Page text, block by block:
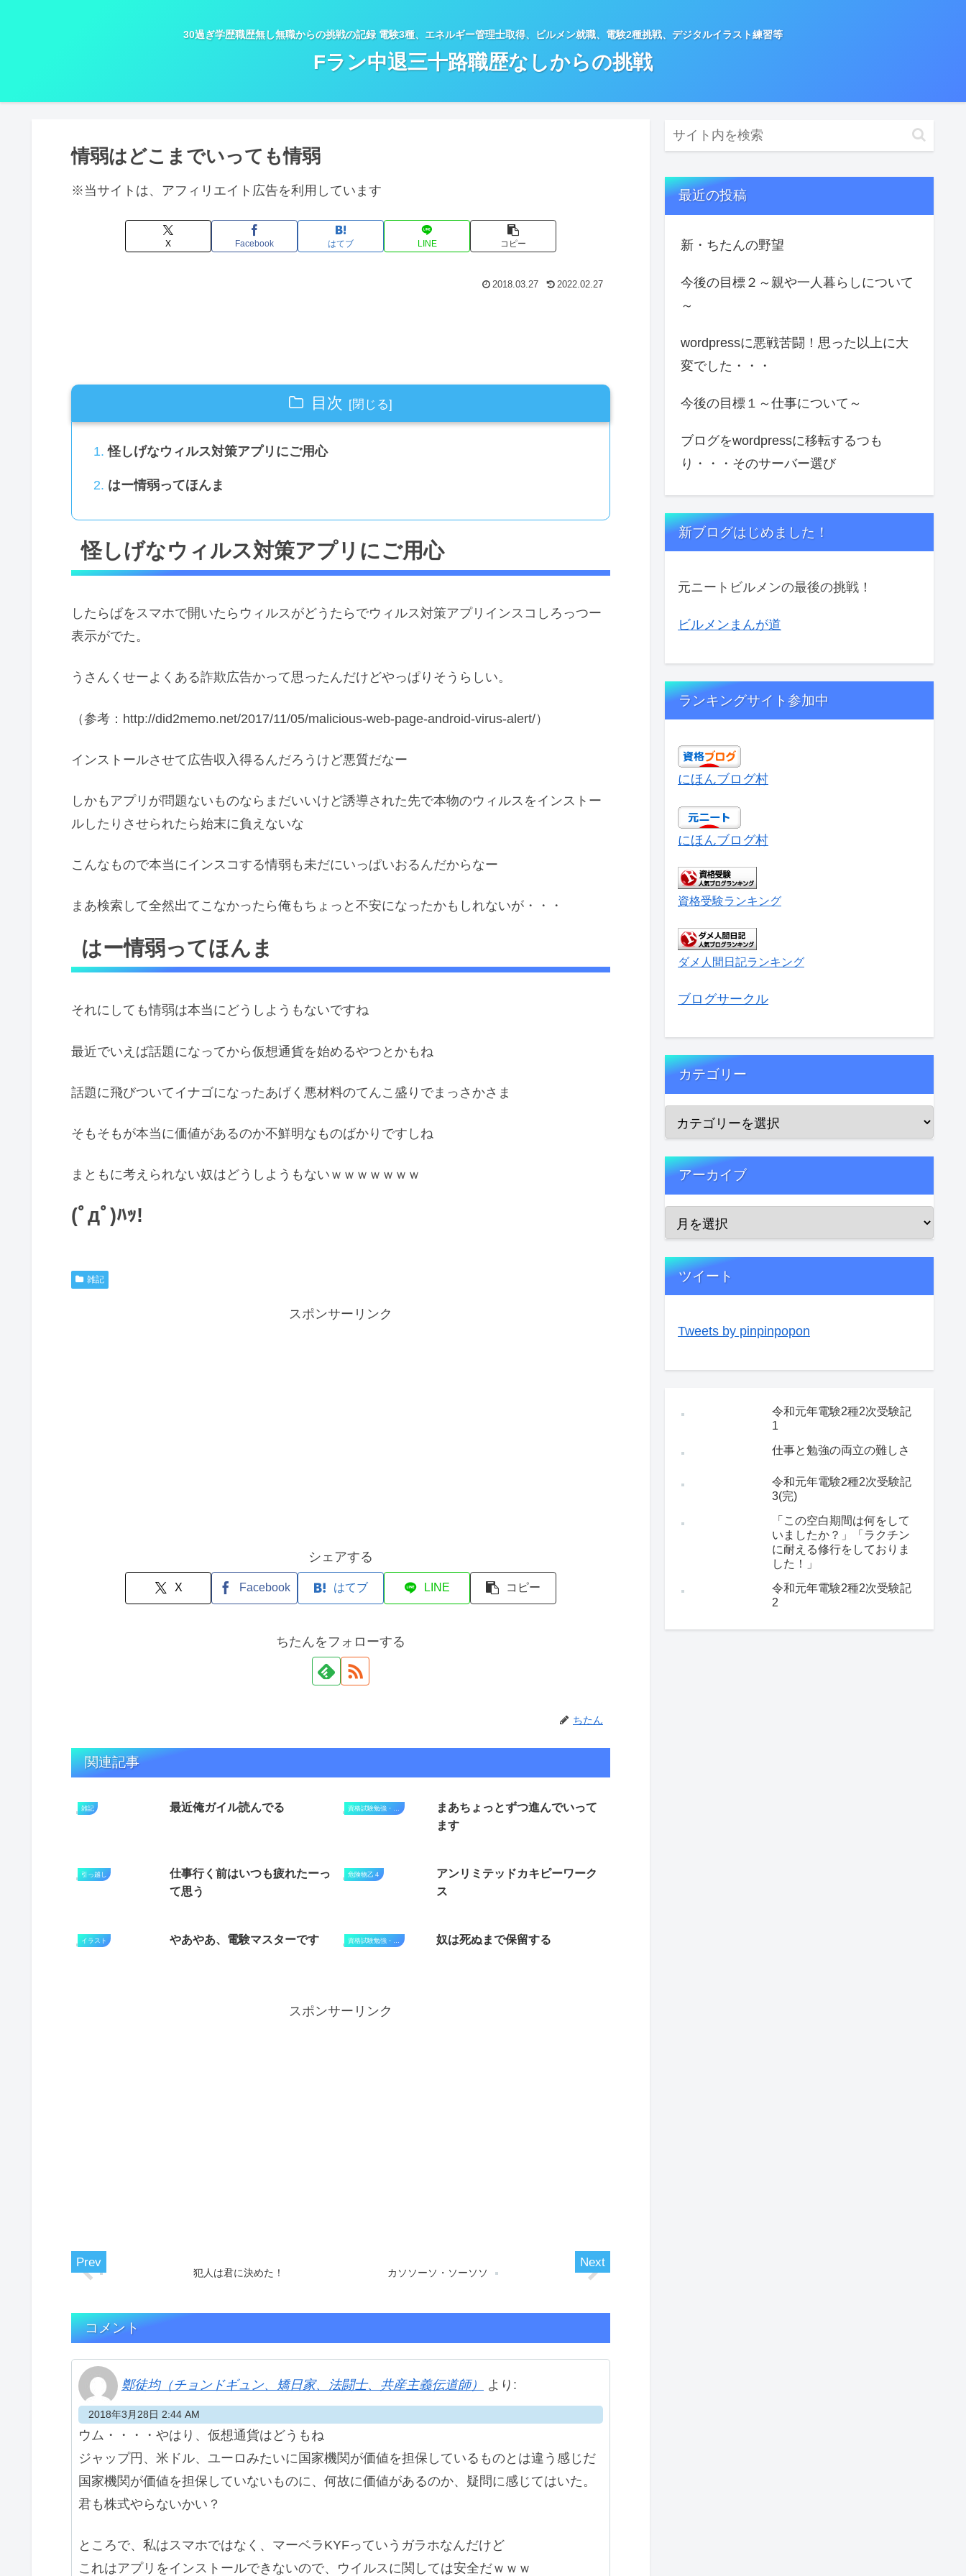
30過ぎ学歴職歴無し無職からの挑戦の記録 電験3種、エネルギー管理士取得、ビルメン就職、電験2種挑戦、デジタルイラスト練習等
Fラン中退三十路職歴なしからの挑戦
情弱はどこまでいっても情弱
※当サイトは、アフィリエイト広告を利用しています
X Facebook はてブ LINE コピー
2018.03.27 2022.02.27
目次
怪しげなウィルス対策アプリにご用心
はー情弱ってほんま
怪しげなウィルス対策アプリにご用心
したらばをスマホで開いたらウィルスがどうたらでウィルス対策アプリインスコしろっつー
表示がでた。
うさんくせーよくある詐欺広告かって思ったんだけどやっぱりそうらしい。
（参考：http://did2memo.net/2017/11/05/malicious-web-page-android-virus-alert/）
インストールさせて広告収入得るんだろうけど悪質だなー
しかもアプリが問題ないものならまだいいけど誘導された先で本物のウィルスをインストー
ルしたりさせられたら始末に負えないな
こんなもので本当にインスコする情弱も未だにいっぱいおるんだからなー
まあ検索して全然出てこなかったら俺もちょっと不安になったかもしれないが・・・
はー情弱ってほんま
それにしても情弱は本当にどうしようもないですね
最近でいえば話題になってから仮想通貨を始めるやつとかもね
話題に飛びついてイナゴになったあげく悪材料のてんこ盛りでまっさかさま
そもそもが本当に価値があるのか不鮮明なものばかりですしね
まともに考えられない奴はどうしようもないｗｗｗｗｗｗｗ
(ﾟдﾟ)ﾊｯ!
雑記
スポンサーリンク
シェアする
X Facebook はてブ LINE コピー
ちたんをフォローする
ちたん
関連記事
雑記 最近俺ガイル読んでる 資格試験勉強・進捗状況
まあちょっとずつ進んでいって
ます
引っ越し
仕事行く前はいつも疲れたーっ
て思う
危険物乙４
アンリミテッドカキピーワーク
ス
イラスト やあやあ、電験マスターです 資格試験勉強・進捗状況 奴は死ぬまで保留する
スポンサーリンク
犯人は君に決めた！ カソソーソ・ソーソソ
コメント
鄭徒均（チョンドギュン、矯日家、法闘士、共産主義伝道師） より:
2018年3月28日 2:44 AM
ウム・・・・やはり、仮想通貨はどうもね
ジャップ円、米ドル、ユーロみたいに国家機関が価値を担保しているものとは違う感じだ
国家機関が価値を担保していないものに、何故に価値があるのか、疑問に感じてはいた。
君も株式やらないかい？
ところで、私はスマホではなく、マーベラKYFっていうガラホなんだけど
これはアプリをインストールできないので、ウイルスに関しては安全だｗｗｗ
最近の投稿
新・ちたんの野望
今後の目標２～親や一人暮らしについて
～
wordpressに悪戦苦闘！思った以上に大
変でした・・・
今後の目標１～仕事について～
ブログをwordpressに移転するつも
り・・・そのサーバー選び
新ブログはじめました！
元ニートビルメンの最後の挑戦！
ビルメンまんが道
ランキングサイト参加中
にほんブログ村
にほんブログ村
資格受験ランキング
ダメ人間日記ランキング
ブログサークル
カテゴリー
アーカイブ
ツイート
Tweets by pinpinpopon
令和元年電験2種2次受験記
1
仕事と勉強の両立の難しさ
令和元年電験2種2次受験記
3(完)
「この空白期間は何をして
いましたか？」「ラクチン
に耐える修行をしておりま
した！」
令和元年電験2種2次受験記
2